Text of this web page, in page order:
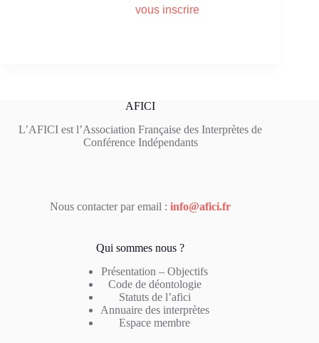
vous inscrire
AFICI
L’AFICI est l’Association Française des Interprètes de
Conférence Indépendants
Nous contacter par email :info@afici.fr
Qui sommes nous ?
Présentation – Objectifs
Code de déontologie
Statuts de l’afici
Annuaire des interprètes
Espace membre